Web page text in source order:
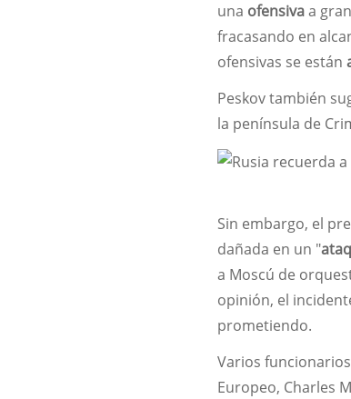
una ofensivaa
fracasando en
ofensivas se están
Peskov también
la península de
Sin embargo, el
dañada en un "
a Moscú de
opinión, el
prometiendo.
Varios
Europeo, Charles